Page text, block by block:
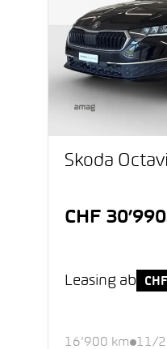
Škoda
CHF
Leasing ab
16’900 km 11/